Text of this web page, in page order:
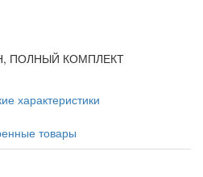
ПОЛНЫЙ КОМПЛЕКТ
характеристики
товары